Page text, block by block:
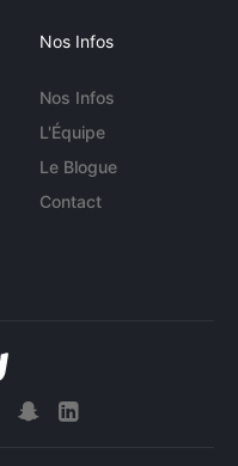
Nos Infos
Nos Infos
L'Équipe
Le Blogue
Contact